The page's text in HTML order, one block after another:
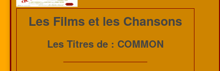
Les Films et les Chansons
Les Titres de : COMMON